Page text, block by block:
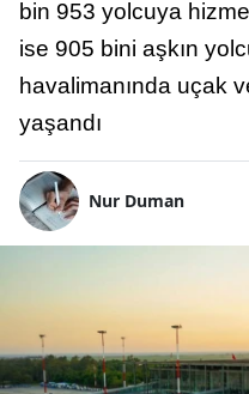
bin 953 yolcuya
ise 905 bini aşkın
havalimanında uçak
yaşandı
Nur Duman